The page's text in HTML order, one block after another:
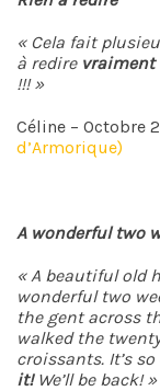
« Cela fait
à redire vraiment
!!! »
Céline – Octobre
d’Armorique)
A wonderful two
« A beautiful old
wonderful two
the gent across
walked the
croissants. It’s
it! We’ll be back! »